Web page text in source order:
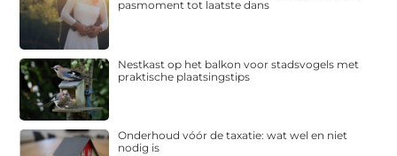
pasmoment tot laatste dans
Nestkast op het balkon voor stadsvogels met
praktische plaatsingstips
Onderhoud vóór de taxatie: wat wel en niet
nodig is